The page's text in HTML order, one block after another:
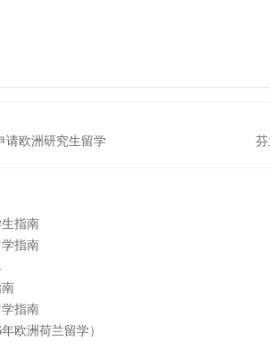
请欧洲研究生留学
指南
指南
指南
欧洲荷兰留学）